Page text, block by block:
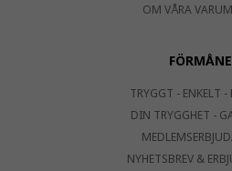
OM VÅRA
TRYGGT - ENKELT -
DIN TRYGGHET -
NYHETSBREV &